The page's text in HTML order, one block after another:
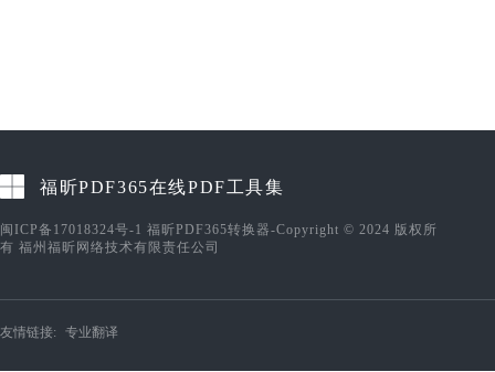
福昕PDF365在线PDF工具集
闽ICP备17018324号-1 福昕PDF365转换器-Copyright © 2024 版权所
有 福州福昕网络技术有限责任公司
友情链接: 专业翻译